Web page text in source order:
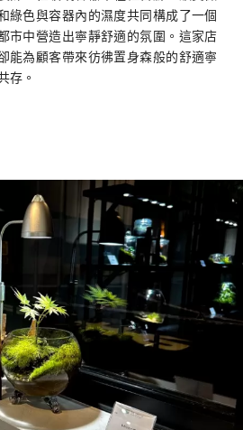
綠色與容器內的濕度共同構成了一個
市中營造出寧靜舒適的氛圍。這家店
能為顧客帶來彷彿置身森般的舒適寧
存。